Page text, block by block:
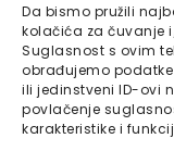
Da bismo pružili
kolačića za čuvanje
Suglasnost s ovim
obrađujemo
ili jedinstveni ID-ovi
povlačenje
karakteristike i
Linkovi